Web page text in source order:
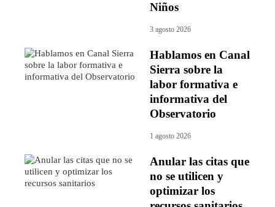
Niños
3 agosto 2026
Hablamos en Canal
Sierra sobre la
labor formativa e
informativa del
Observatorio
1 agosto 2026
Anular las citas que
no se utilicen y
optimizar los